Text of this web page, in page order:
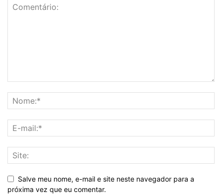
Salve meu nome, e-mail e site neste navegador para a
próxima vez que eu comentar.